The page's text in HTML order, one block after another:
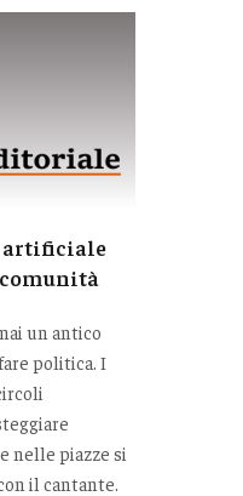
artificiale
un antico
politica. I
nelle piazze si
il cantante.